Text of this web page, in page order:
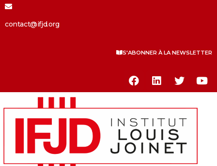
contact@ifjd.org
S'ABONNER À LA NEWSLETTER